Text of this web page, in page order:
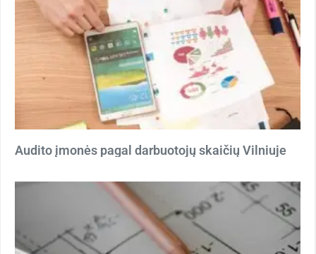
Audito įmonės pagal darbuotojų skaičių Vilniuje